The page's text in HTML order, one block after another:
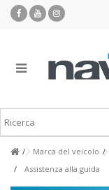
Marca del veicolo
Assistenza alla guida